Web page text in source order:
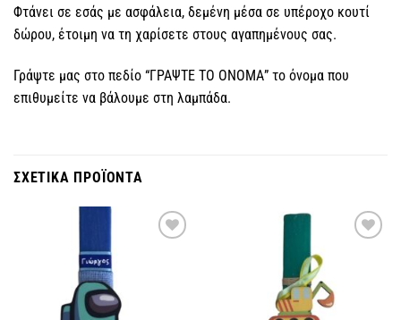
Φτάνει σε εσάς με ασφάλεια, δεμένη μέσα σε υπέροχο κουτί
δώρου, έτοιμη να τη χαρίσετε στους αγαπημένους σας.
Γράψτε μας στο πεδίο “ΓΡΑΨΤΕ ΤΟ ΟΝΟΜΑ” το όνομα που
επιθυμείτε να βάλουμε στη λαμπάδα.
ΣΧΕΤΙΚΑ ΠΡΟΪΟΝΤΑ
επιθυμιών